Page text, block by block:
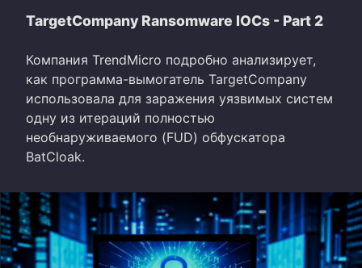
TargetCompany Ransomware IOCs - Part 2
Компания TrendMicro подробно анализирует,
как программа-вымогатель TargetCompany
использовала для заражения уязвимых систем
одну из итераций полностью
необнаруживаемого (FUD) обфускатора
BatCloak.